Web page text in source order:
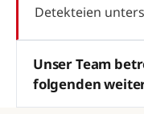
Detekteien
Unser Team
folgenden